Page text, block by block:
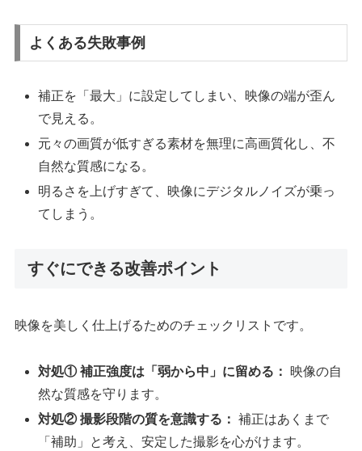
よくある失敗事例
補正を「最大」に設定してしまい、映像の端が歪ん
で見える。
元々の画質が低すぎる素材を無理に高画質化し、不
自然な質感になる。
明るさを上げすぎて、映像にデジタルノイズが乗っ
てしまう。
すぐにできる改善ポイント
映像を美しく仕上げるためのチェックリストです。
対処① 補正強度は「弱から中」に留める：
映像の自
然な質感を守ります。
対処② 撮影段階の質を意識する： 補正はあくまで
「補助」と考え、安定した撮影を心がけます。